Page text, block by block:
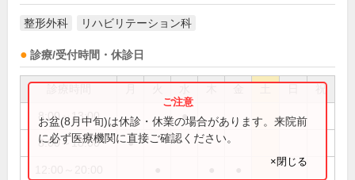
整形外科 リハビリテーション科
診療/受付時間・休診日
祝
8:00～13:00 ●
8:00～18:00 ●
お盆(8月中旬)は休診・休業の場合があります。来院前
に必ず医療機関に直接ご確認ください。
×閉じる